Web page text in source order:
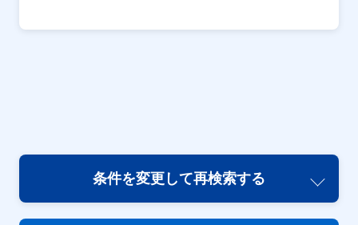
条件を変更して再検索する